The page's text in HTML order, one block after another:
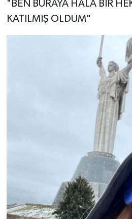
"BEN BURAYA HALA BİR
KATILMIŞ OLDUM"